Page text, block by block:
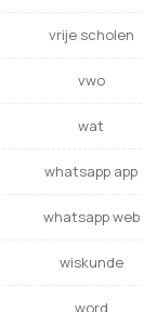
vrije scholen
vwo
wat
whatsapp app
whatsapp web
wiskunde
word